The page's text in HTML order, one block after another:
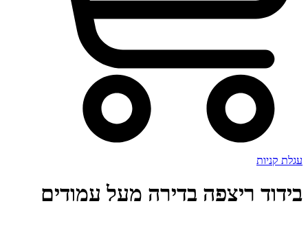
עגלת קניות
בידוד ריצפה בדירה מעל עמודים